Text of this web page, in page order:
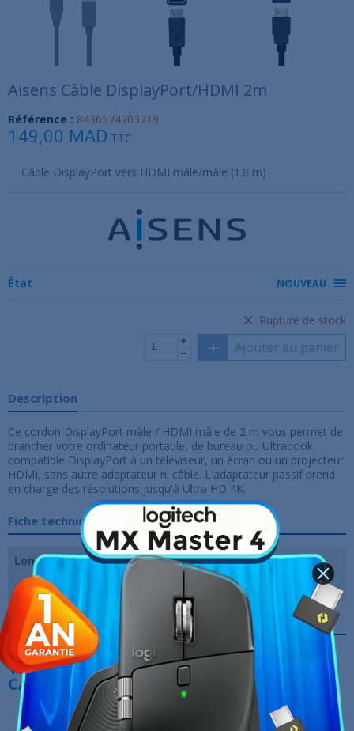
Aisens Câble DisplayPort/HDMI 2m
Référence : 8436574703719
149,00 MAD TTC
Câble DisplayPort vers HDMI mâle/mâle (1.8 m)
État NOUVEAU
Rupture de stock
Ajouter au panier
Description
Ce cordon DisplayPort mâle / HDMI mâle de 2 m vous permet de
brancher votre ordinateur portable, de bureau ou Ultrabook
compatible DisplayPort à un téléviseur, un écran ou un projecteur
HDMI, sans autre adaptateur ni câble. L'adaptateur passif prend
en charge des résolutions jusqu'à Ultra HD 4K.
Fiche technique
Longueur du câble
2m
Marque
Références spécifiques
10 AUTRES PRODUITS DANS LA MÊME
CATÉGORIE :